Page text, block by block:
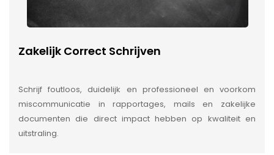
Zakelijk Correct Schrijven
Schrijf foutloos, duidelijk en professioneel en voorkom
miscommunicatie in rapportages, mails en zakelijke
documenten die direct impact hebben op kwaliteit en
uitstraling.